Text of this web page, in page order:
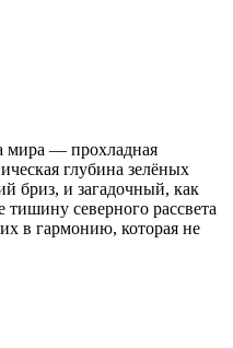
мира — прохладная
глубина зелёных
бриз, и загадочный, как
северного рассвета
в гармонию, которая не